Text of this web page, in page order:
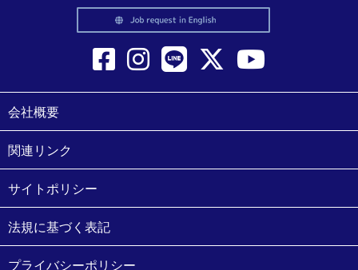
会社概要
関連リンク
サイトポリシー
法規に基づく表記
プライバシーポリシー